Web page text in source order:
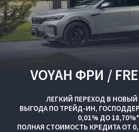
VOYAH ФРИ /
ЛЕГКИЙ ПЕРЕХОД В
ВЫГОДА ПО ТРЕЙД-ИН,
0,01% ДО
ПОЛНАЯ СТОИМОСТЬ КРЕДИТА ОТ